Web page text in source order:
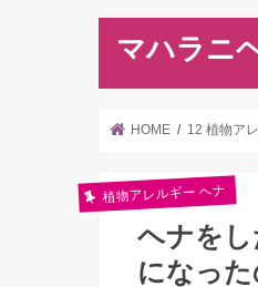
マハラニ
HOME 12 植物ア
植物アレルギー ヘナ
ヘナを
になっ